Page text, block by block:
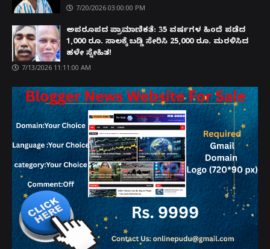
7/20/2026 03:00:00 PM
ಅಪರೂಪದ ಪ್ರಾಮಾಣಿಕತೆ: 35 ವರ್ಷಗಳ ಹಿಂದೆ ಪಡೆದ
1,000 ರೂ. ಸಾಲಕ್ಕೆ ಬಡ್ಡಿ ಸೇರಿಸಿ 25,000 ರೂ. ಮರಳಿಸಿದ
ಹಳೇ ಸ್ನೇಹಿತ!
7/13/2026 11:11:00 AM